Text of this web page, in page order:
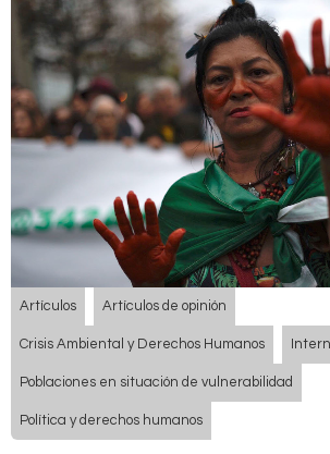
Artículos Artículos de opinión
Crisis Ambiental y Derechos Humanos
Poblaciones en situación de vulnerabilidad
Política y derechos humanos